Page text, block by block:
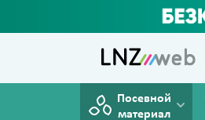
Посевной
материал